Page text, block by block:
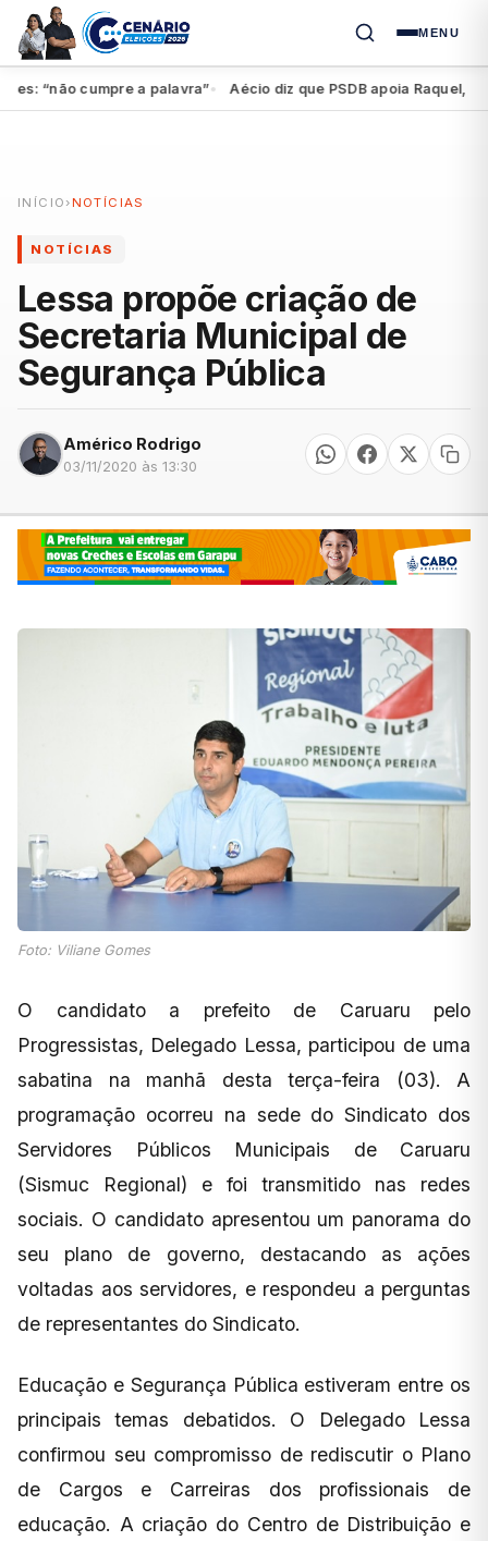
MENU
“não cumpre a palavra”● Aécio diz que PSDB apoia Raquel, mas
INÍCIO › NOTÍCIAS
NOTÍCIAS
Lessa propõe criação de
Secretaria Municipal de
Segurança Pública
Américo Rodrigo
03/11/2020 às 13:30
Foto: Viliane Gomes
O candidato a prefeito de Caruaru pelo
Progressistas, Delegado Lessa, participou de uma
sabatina na manhã desta terça-feira (03). A
programação ocorreu na sede do Sindicato dos
Servidores Públicos Municipais de Caruaru
(Sismuc Regional) e foi transmitido nas redes
sociais. O candidato apresentou um panorama do
seu plano de governo, destacando as ações
voltadas aos servidores, e respondeu a perguntas
de representantes do Sindicato.
Educação e Segurança Pública estiveram entre os
principais temas debatidos. O Delegado Lessa
confirmou seu compromisso de rediscutir o Plano
de Cargos e Carreiras dos profissionais de
educação. A criação do Centro de Distribuição e